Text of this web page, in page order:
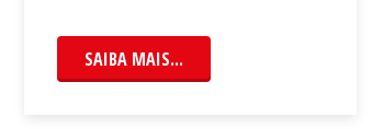
SAIBA MAIS...